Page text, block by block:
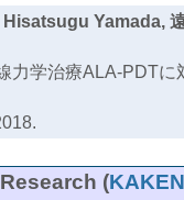
Yamada,
力学治療ALA-PDTに
(